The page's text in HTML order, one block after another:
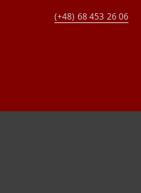
(+48) 68 453 26 06